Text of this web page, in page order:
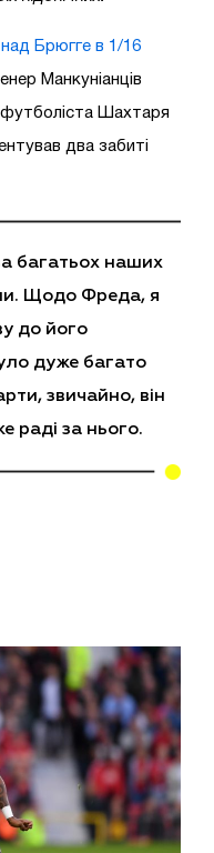
Брюгге в 1/16
Манкуніанців
Шахтаря
два забиті
багатьох наших
Щодо Фреда, я
до його
дуже багато
звичайно, він
раді за нього.